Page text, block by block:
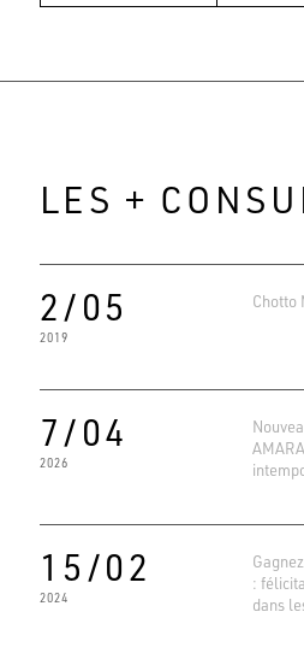
LES +
2/05
2019
Chotto
7/04
2026
15/02
2024
:
dans
4.6